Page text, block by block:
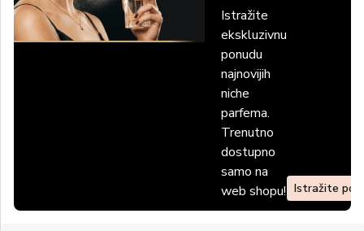
Istražite
ekskluzivnu
ponudu
najnovijih
niche
parfema.
Trenutno
dostupno
samo na
web shopu! Istražite